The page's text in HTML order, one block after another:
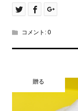
コメント: 0
贈る